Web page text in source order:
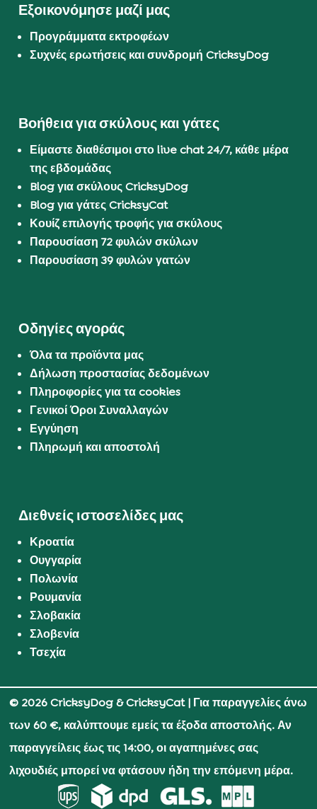
Εξοικονόμησε μαζί μας
Προγράμματα εκτροφέων
Συχνές ερωτήσεις και συνδρομή CricksyDog
Βοήθεια για σκύλους και γάτες
Είμαστε διαθέσιμοι στο live chat 24/7, κάθε μέρα
της εβδομάδας
Blog για σκύλους CricksyDog
Blog για γάτες CricksyCat
Κουίζ επιλογής τροφής για σκύλους
Παρουσίαση 72 φυλών σκύλων
Παρουσίαση 39 φυλών γατών
Οδηγίες αγοράς
Όλα τα προϊόντα μας
Δήλωση προστασίας δεδομένων
Πληροφορίες για τα cookies
Γενικοί Όροι Συναλλαγών
Εγγύηση
Πληρωμή και αποστολή
Διεθνείς ιστοσελίδες μας
Κροατία
Ουγγαρία
Πολωνία
Ρουμανία
Σλοβακία
Σλοβενία
Τσεχία
© 2026 CricksyDog & CricksyCat| Για παραγγελίες άνω
των 60 €, καλύπτουμε εμείς τα έξοδα αποστολής. Αν
παραγγείλεις έως τις 14:00, οι αγαπημένες σας
λιχουδιές μπορεί να φτάσουν ήδη την επόμενη μέρα.